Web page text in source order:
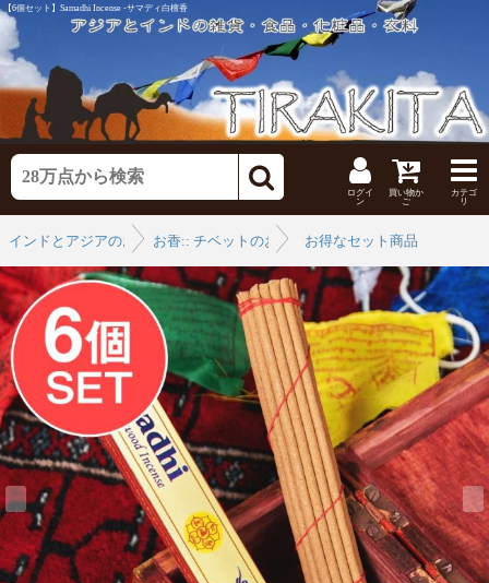
【6個セット】Samadhi Incense -サマディ白檀香
ログイ
ン
買い物か
ご
カテゴ
リ
インドとアジアのお香 お香:: チベットのお香 お得なセット商品
‹